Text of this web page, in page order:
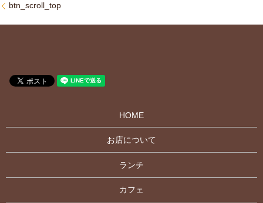
btn_scroll_top
HOME
お店について
ランチ
カフェ